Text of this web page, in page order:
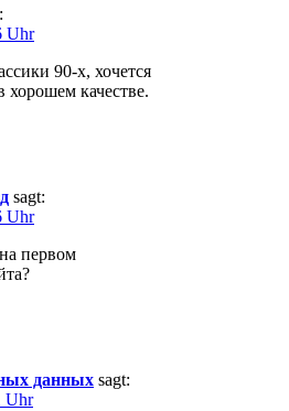
Uhr
90-х, хочется
хорошем качестве.
sagt:
Uhr
первом
данных sagt:
Uhr